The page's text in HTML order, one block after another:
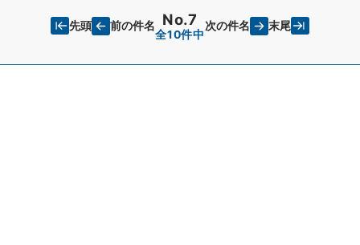
先頭 前の件名 No.7
全10件中
次の件名 末尾